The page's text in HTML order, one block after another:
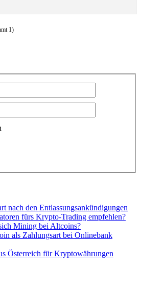
1)
nach den Entlassungsankündigungen
fürs Krypto-Trading empfehlen?
Mining bei Altcoins?
als Zahlungsart bei Onlinebank
Österreich für Kryptowährungen